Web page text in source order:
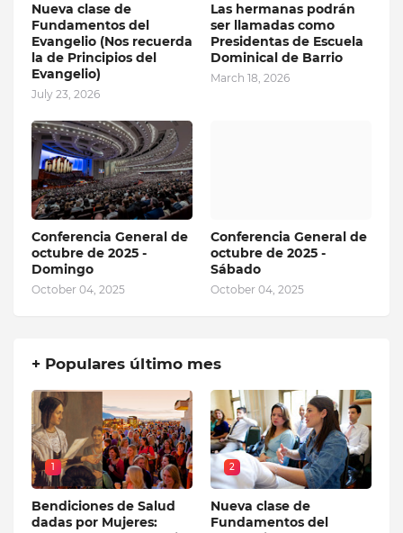
Nueva clase de
Fundamentos del
Evangelio (Nos recuerda
la de Principios del
Evangelio)
July 23, 2026
Las hermanas podrán
ser llamadas como
Presidentas de Escuela
Dominical de Barrio
March 18, 2026
Conferencia General de
octubre de 2025 -
Domingo
October 04, 2025
Conferencia General de
octubre de 2025 -
Sábado
October 04, 2025
+ Populares último mes
1
Bendiciones de Salud
dadas por Mujeres:
2
Nueva clase de
Fundamentos del